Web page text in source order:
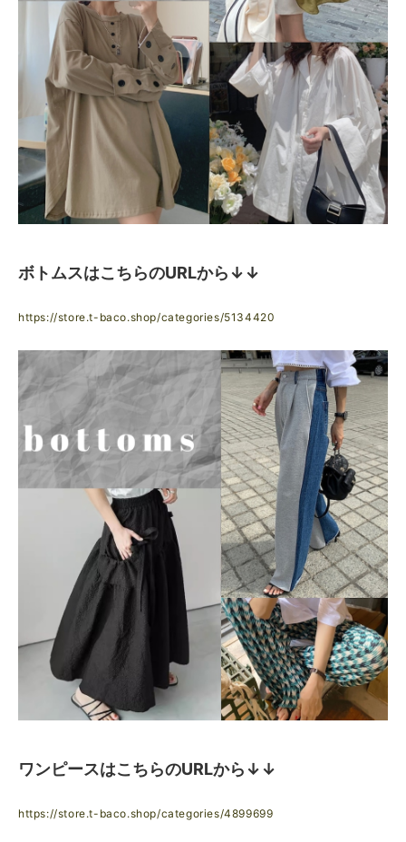
ボトムスはこちらのURLから↓↓
https://store.t-baco.shop/categories/5134420
ワンピースはこちらのURLから↓↓
https://store.t-baco.shop/categories/4899699